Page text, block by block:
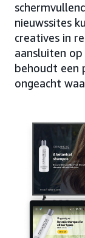
nieuwssites
creatives in
aansluiten
behoudt een
ongeacht